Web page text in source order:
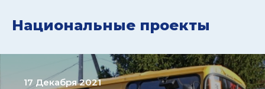
Национальные проекты
17 Декабря 2021